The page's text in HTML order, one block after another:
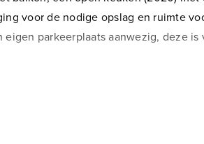
voor de nodige opslag en ruimte
parkeerplaats aanwezig, deze
of Dirk. Shoppen kan om de hoek op